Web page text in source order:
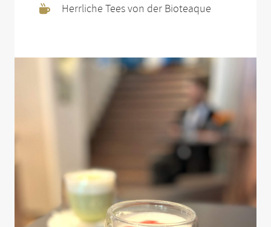
Herrliche Tees von der Bioteaque